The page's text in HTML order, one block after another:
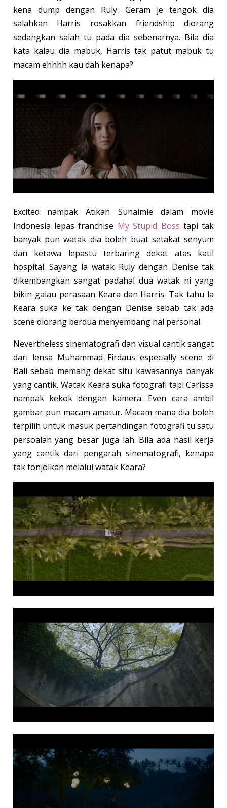
kena dump dengan Ruly. Geram je tengok dia
salahkan Harris rosakkan friendship diorang
sedangkan salah tu pada dia sebenarnya. Bila dia
kata kalau dia mabuk, Harris tak patut mabuk tu
macam ehhhh kau dah kenapa?
Excited nampak Atikah Suhaimie dalam movie
Indonesia lepas franchise My Stupid Boss tapi tak
banyak pun watak dia boleh buat setakat senyum
dan ketawa lepastu terbaring dekat atas katil
hospital. Sayang la watak Ruly dengan Denise tak
dikembangkan sangat padahal dua watak ni yang
bikin galau perasaan Keara dan Harris. Tak tahu la
Keara suka ke tak dengan Denise sebab tak ada
scene diorang berdua menyembang hal personal.
Nevertheless sinematografi dan visual cantik sangat
dari lensa Muhammad Firdaus especially scene di
Bali sebab memang dekat situ kawasannya banyak
yang cantik. Watak Keara suka fotografi tapi Carissa
nampak kekok dengan kamera. Even cara ambil
gambar pun macam amatur. Macam mana dia boleh
terpilih untuk masuk pertandingan fotografi tu satu
persoalan yang besar juga lah. Bila ada hasil kerja
yang cantik dari pengarah sinematografi, kenapa
tak tonjolkan melalui watak Keara?